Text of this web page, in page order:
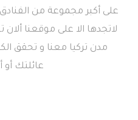
على أكبر مجموعة من
لاتجدها الا على موقعنا
مدن تركيا معنا و تحقق
عائلتك